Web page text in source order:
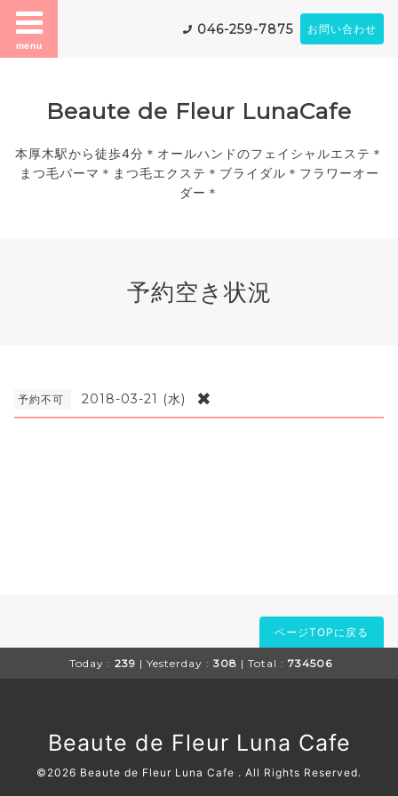
menu
046-259-7875 お問い合わせ
Beaute de Fleur LunaCafe
本厚木駅から徒歩4分＊オールハンドのフェイシャルエステ＊
まつ毛パーマ＊まつ毛エクステ＊ブライダル＊フラワーオー
ダー＊
予約空き状況
予約不可 2018-03-21 (水) ✖
ページTOPに戻る
Today : 239 | Yesterday : 308 | Total : 734506
Beaute de Fleur Luna Cafe
©2026 Beaute de Fleur Luna Cafe . All Rights Reserved.